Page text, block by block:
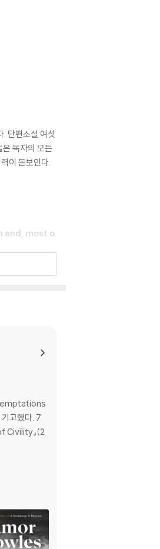
. 단편소설 여섯
독자의 모든
이 돋보인다.
and, most o
a master of
in Golden
descri
others―
fic
Temptations
고했다. 7
Civility』(2